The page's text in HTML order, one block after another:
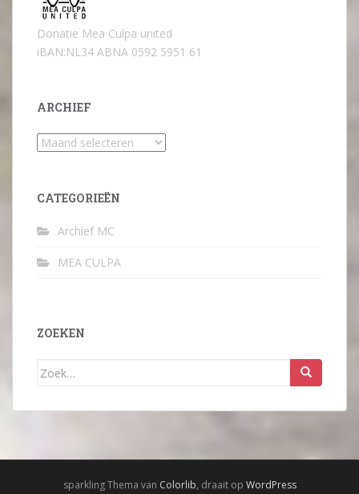
Donatie Mea Culpa united
iBAN:NL34 ABNA 0592 5951 61
ARCHIEF
Archief
CATEGORIEËN
Archief MC
MEA CULPA
ZOEKEN
Zoek
sparkling Thema van Colorlib, draait op WordPress